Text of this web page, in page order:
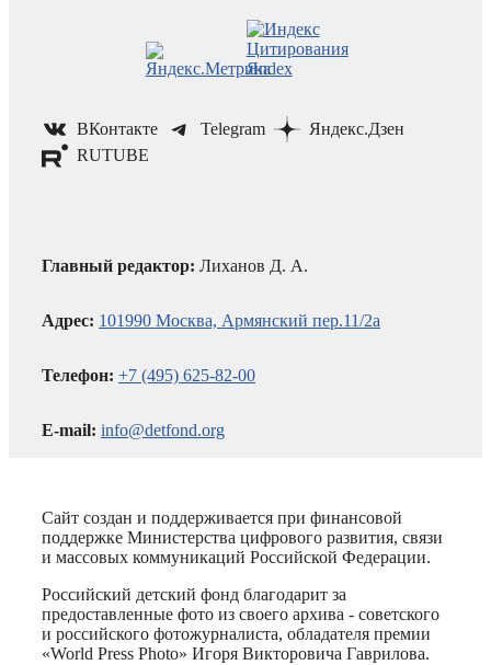
ВКонтакте Telegram
Яндекс.Дзен
RUTUBE
Главный редактор: Лиханов Д. А.
Адрес: 101990 Москва, Армянский пер.11/2а
Телефон: +7 (495) 625-82-00
E-mail: info@detfond.org
Сайт создан и поддерживается при финансовой
поддержке Министерства цифрового развития, связи
и массовых коммуникаций Российской Федерации.
Российский детский фонд благодарит за
предоставленные фото из своего архива - советского
и российского фотожурналиста, обладателя премии
«World Press Photo» Игоря Викторовича Гаврилова.